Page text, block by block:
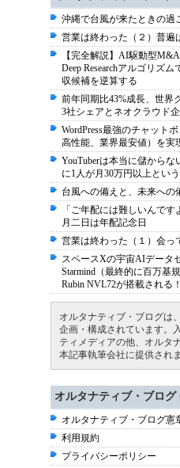
沖縄で台風が来たときの過
営業は終わった（２）普遍
【完全解説】AI駆動型
Deep Researchアルゴリズ
収候補を逆算する
前年同期比43%成長、世界
3社シェアとネオクラウド
WordPress最強のチャット
高性能、業界最安値）を実
YouTuberは本当に儲からな
に1人が月30万円以上とい
台風への備えと、未来への
「ご年配には難しいんで
月二日は年配記念日
営業は終わった（１）会っ
スペースXの宇宙AIデータ
Starmind（最終的に百万基
Rubin NVL72が搭載される！
オルタナティブ・ブログは
企画・構成されています。
ティメディアの他、オルタ
本記事執筆会社に提供されま
オルタナティブ・ブログ
オルタナティブ・ブログ憲
利用規約
プライバシーポリシー